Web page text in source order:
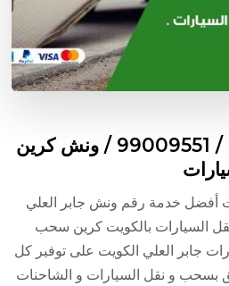
رقم ونش جابر العلي / 99009551‬ / ونش كرين
أفضل خدمة رقم ونش جابر العلي
7 سطحة لنقل السيارات بالكويت كرين سحب
جابر العلي الكويت على توفير كل
بسحب و نقل السيارات و الشاحنات